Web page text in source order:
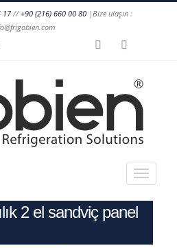
17//+90 (216) 660 00 80 |Bize ulaşın :
2 el sandviç panel